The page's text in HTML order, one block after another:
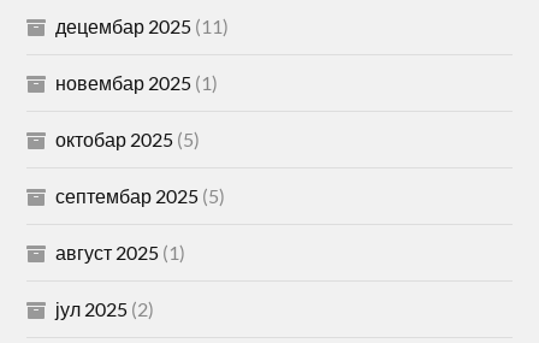
децембар 2025 (11)
новембар 2025 (1)
октобар 2025 (5)
септембар 2025 (5)
август 2025 (1)
јул 2025 (2)